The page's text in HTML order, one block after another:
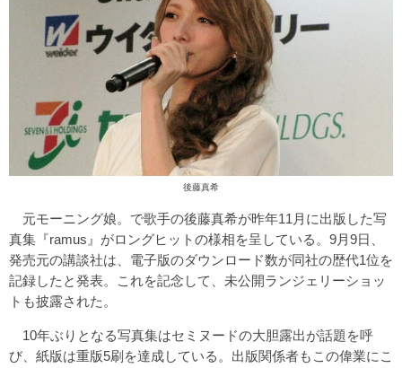
後藤真希
元モーニング娘。で歌手の後藤真希が昨年11月に出版した写
真集『ramus』がロングヒットの様相を呈している。9月9日、
発売元の講談社は、電子版のダウンロード数が同社の歴代1位を
記録したと発表。これを記念して、未公開ランジェリーショッ
トも披露された。
10年ぶりとなる写真集はセミヌードの大胆露出が話題を呼
び、紙版は重版5刷を達成している。出版関係者もこの偉業にこ